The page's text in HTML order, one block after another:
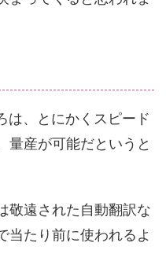
は、とにかくスピード
量産が可能だというと
敬遠された自動翻訳な
当たり前に使われるよ